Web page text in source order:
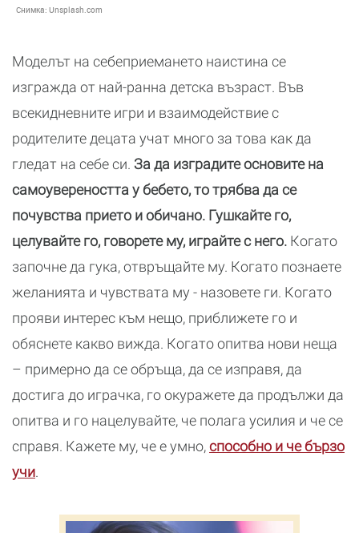
Снимка: Unsplash.com
Моделът на себеприемането наистина се
изгражда от най-ранна детска възраст. Във
всекидневните игри и взаимодействие с
родителите децата учат много за това как да
гледат на себе си. За да изградите основите на
самоувереността у бебето, то трябва да се
почувства прието и обичано. Гушкайте го,
целувайте го, говорете му, играйте с него. Когато
започне да гука, отвръщайте му. Когато познаете
желанията и чувствата му - назовете ги. Когато
прояви интерес към нещо, приближете го и
обяснете какво вижда. Когато опитва нови неща
– примерно да се обръща, да се изправя, да
достига до играчка, го окуражете да продължи да
опитва и го нацелувайте, че полага усилия и че се
справя. Кажете му, че е умно,способно и че бързо
учи.